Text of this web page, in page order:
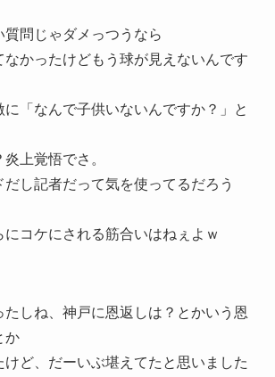
質問じゃダメっつうなら
なかったけどもう球が見えないんです
に「なんで子供いないんですか？」と
上覚悟でさ。
し記者だって気を使ってるだろう
にコケにされる筋合いはねぇよｗ
しね、神戸に恩返しは？とかいう恩
か
けど、だーいぶ堪えてたと思いました